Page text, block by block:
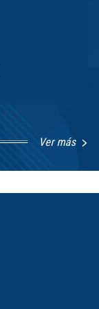
Ver más